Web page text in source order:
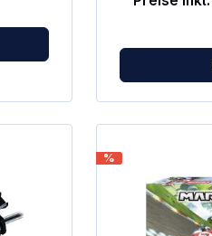
Fahrverhalten
Nutzung auf
Bahnen und
realistisches
Fan!
%